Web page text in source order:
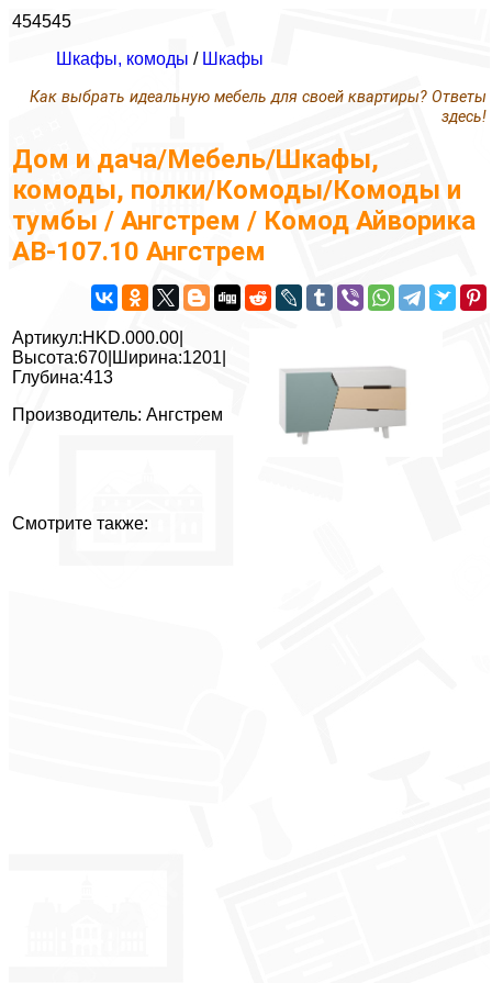
454545
Шкафы, комоды / Шкафы
Как выбрать идеальную мебель для своей квартиры? Ответы
здесь!
Дом и дача/Мебель/Шкафы,
комоды, полки/Комоды/Комоды и
тумбы / Ангстрем / Комод Айворика
АВ-107.10 Ангстрем
Артикул:HKD.000.00|
Высота:670|Ширина:1201|
Глубина:413
Производитель: Ангстрем
Смотрите также: